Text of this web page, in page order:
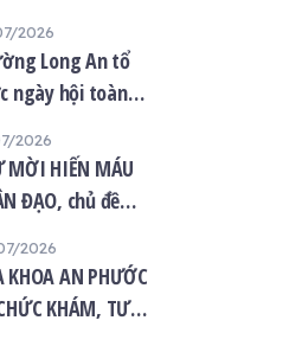
MIỄN PHÍ CHO 120
DÂN
2026
Long An tổ
ngày hội toàn
năm 2026
2026
MỜI HIẾN MÁU
ĐẠO, chủ đề
Vu lan”
2026
KHOA AN PHƯỚC
KHÁM, TƯ